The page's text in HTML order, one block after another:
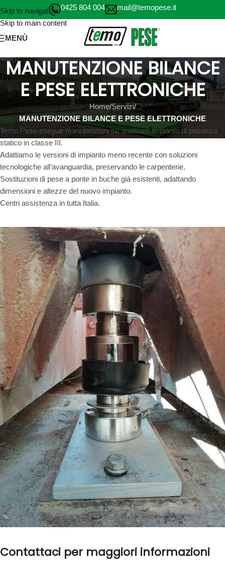
Skip to navigation
Skip to main content
0425 804 004 mail@temopese.it
MENÙ
MANUTENZIONE BILANCE
E PESE ELETTRONICHE
Home/Servizi/
MANUTENZIONE BILANCE E PESE ELETTRONICHE
Temo Pese esegue manutenzioni su qualsiasi impianto di pesatura
statico in classe III.
Adattiamo le versioni di impianto meno recente con soluzioni
tecnologiche all’avanguardia, preservando le carpenterie.
Sostituzioni di pese a ponte in buche già esistenti, adattando
dimensioni e altezze del nuovo impianto.
Centri assistenza in tutta Italia.
Contattaci per maggiori informazioni